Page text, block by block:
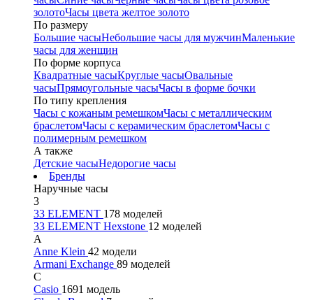
золотоЧасы цвета желтое золото
По размеру
Большие часыНебольшие часы для мужчинМаленькие
часы для женщин
По форме корпуса
Квадратные часыКруглые часыОвальные
часыПрямоугольные часыЧасы в форме бочки
По типу крепления
Часы с кожаным ремешкомЧасы с металлическим
браслетомЧасы с керамическим браслетомЧасы с
полимерным ремешком
А также
Детские часыНедорогие часы
Бренды
Наручные часы
3
33 ELEMENT 178 моделей
33 ELEMENT Hexstone 12 моделей
A
Anne Klein 42 модели
Armani Exchange 89 моделей
C
Casio 1691 модель